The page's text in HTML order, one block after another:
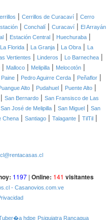
| Cerrillos de Curacaví | Cerro
| Conchalí | Curacaví | El Arrayán
| Estación Central | Huechuraba |
La Florida | La Granja | La Obra |
La
Vertientes | Linderos | Lo Barnechea |
| Malloco | Melipilla | Melocotón |
Paine | Pedro Aguirre Cerda | Peñaflor |
Alto | Pudahuel | Puente Alto |
| San Bernardo | San Fransisco de Las
San José de Melipilla | San Miguel | San
Chena | Santiago | Talagante | TilTil |
1197| Online: 141 visitantes
- Casanovios.com.ve
hdpe Psiquiatra Rancagua